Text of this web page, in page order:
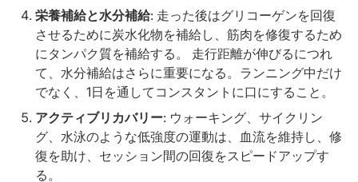
栄養補給と水分補給: 走った後はグリコーゲンを回復
させるために炭水化物を補給し、筋肉を修復するため
にタンパク質を補給する。 走行距離が伸びるにつれ
て、水分補給はさらに重要になる。ランニング中だけ
でなく、1日を通してコンスタントに口にすること。
アクティブリカバリー: ウォーキング、サイクリン
グ、水泳のような低強度の運動は、血流を維持し、修
復を助け、セッション間の回復をスピードアップす
る。